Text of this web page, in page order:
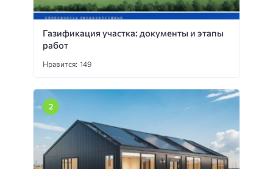
Газификация участка: документы и этапы
работ
Нравится: 149